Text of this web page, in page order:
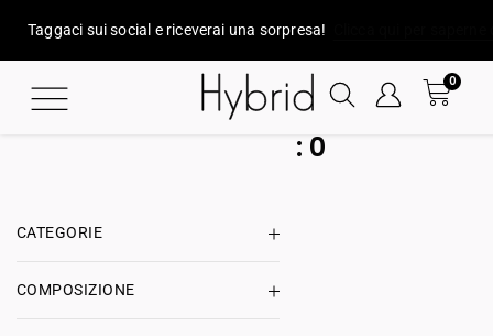
Taggaci sui social e riceverai una sorpresa!
0
: 0
CATEGORIE
COMPOSIZIONE